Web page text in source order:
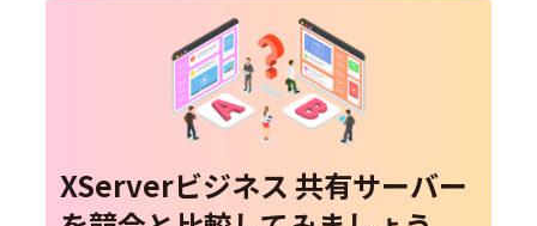
XServerビジネス 共有サーバー